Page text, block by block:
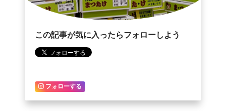
この記事が気に入ったらフォローしよう
フォローする